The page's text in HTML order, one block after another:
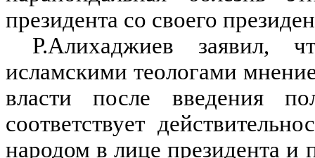
президента со своего
Р.Алихаджиев заявил,
исламскими теологами
власти после введения
соответствует
народом в лице президента